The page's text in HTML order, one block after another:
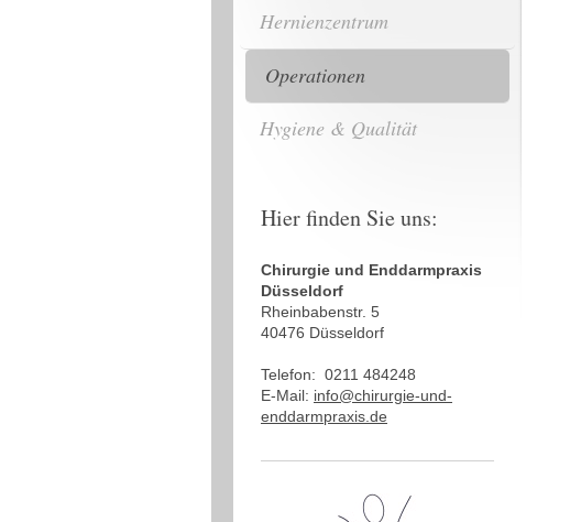
Hernienzentrum
Operationen
Hygiene & Qualität
Hier finden Sie uns:
Chirurgie und Enddarmpraxis
Düsseldorf
Rheinbabenstr. 5
40476 Düsseldorf
Telefon: 0211 484248
E-Mail: info@chirurgie-und-
enddarmpraxis.de